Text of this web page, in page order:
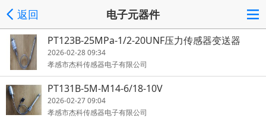
返回 电子元器件
PT123B-25MPa-1/2-20UNF压力传感器变送器
2026-02-28 09:34
孝感市杰科传感器电子有限公司
PT131B-5M-M14-6/18-10V
2026-02-27 09:04
孝感市杰科传感器电子有限公司